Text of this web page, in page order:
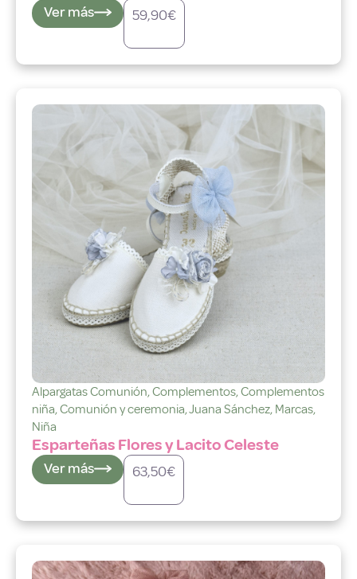
Ver más 59,90€
Alpargatas Comunión,Complementos,Complementos
niña,Comunión y ceremonia,Juana Sánchez, Marcas,
Niña
Esparteñas Flores y Lacito Celeste
Ver más 63,50€